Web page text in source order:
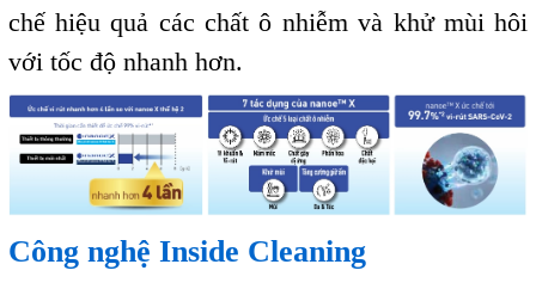
chế hiệu quả các chất ô nhiễm và khử mùi hôi
với tốc độ nhanh hơn.
Công nghệ Inside Cleaning